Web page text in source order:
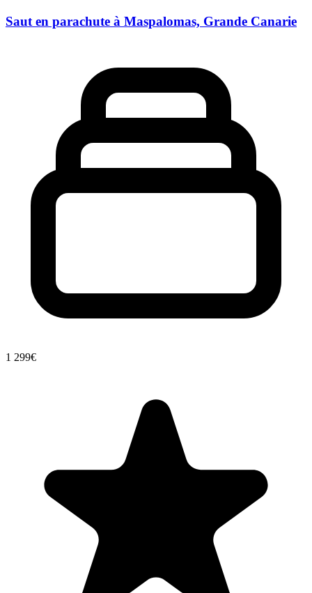
Saut en parachute à Maspalomas, Grande Canarie
1 299€